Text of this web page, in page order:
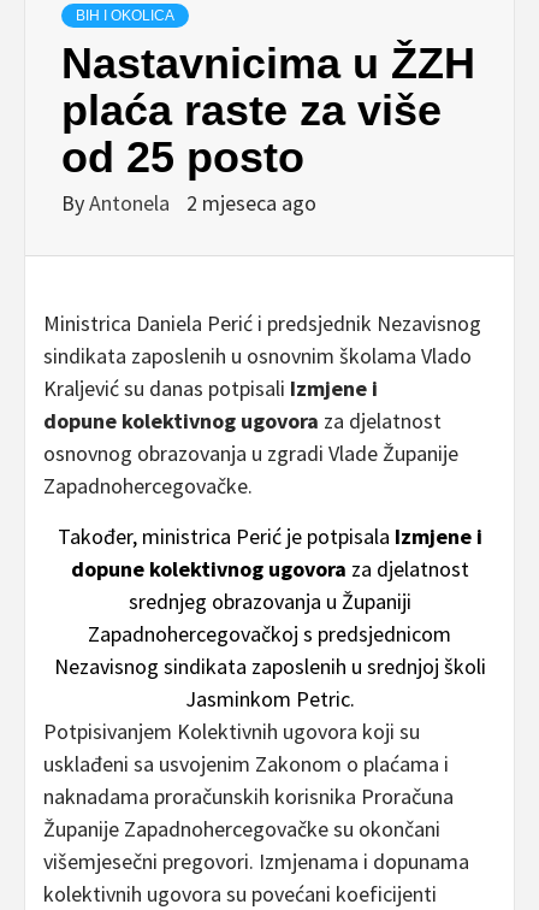
BIH I OKOLICA
Nastavnicima u ŽZH
plaća raste za više
od 25 posto
ByAntonela 2 mjeseca ago
Ministrica Daniela Perić i predsjednik Nezavisnog
sindikata zaposlenih u osnovnim školama Vlado
Kraljević su danas potpisali Izmjene i
dopune kolektivnog ugovora za djelatnost
osnovnog obrazovanja u zgradi Vlade Županije
Zapadnohercegovačke.
Također, ministrica Perić je potpisala Izmjene i
dopune kolektivnog ugovora za djelatnost
srednjeg obrazovanja u Županiji
Zapadnohercegovačkoj s predsjednicom
Nezavisnog sindikata zaposlenih u srednjoj školi
Jasminkom Petric.
Potpisivanjem Kolektivnih ugovora koji su
usklađeni sa usvojenim Zakonom o plaćama i
naknadama proračunskih korisnika Proračuna
Županije Zapadnohercegovačke su okončani
višemjesečni pregovori. Izmjenama i dopunama
kolektivnih ugovora su povećani koeficijenti